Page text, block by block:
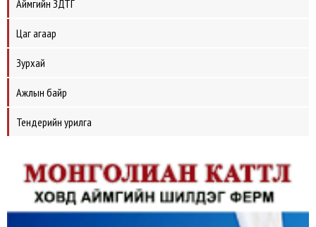
Аймгийн ЗДТГ
Цаг агаар
Зурхай
Ажлын байр
Тендерийн урилга